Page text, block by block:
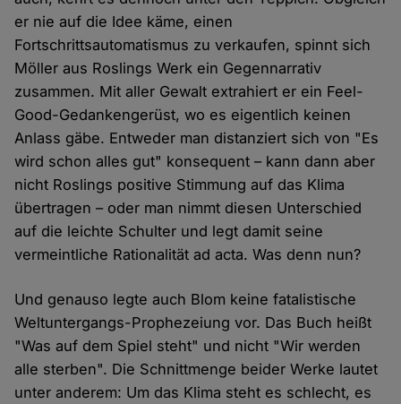
er nie auf die Idee käme, einen
Fortschrittsautomatismus zu verkaufen, spinnt sich
Möller aus Roslings Werk ein Gegennarrativ
zusammen. Mit aller Gewalt extrahiert er ein Feel-
Good-Gedankengerüst, wo es eigentlich keinen
Anlass gäbe. Entweder man distanziert sich von "Es
wird schon alles gut" konsequent – kann dann aber
nicht Roslings positive Stimmung auf das Klima
übertragen – oder man nimmt diesen Unterschied
auf die leichte Schulter und legt damit seine
vermeintliche Rationalität ad acta. Was denn nun?
Und genauso legte auch Blom keine fatalistische
Weltuntergangs-Prophezeiung vor. Das Buch heißt
"Was auf dem Spiel steht" und nicht "Wir werden
alle sterben". Die Schnittmenge beider Werke lautet
unter anderem: Um das Klima steht es schlecht, es